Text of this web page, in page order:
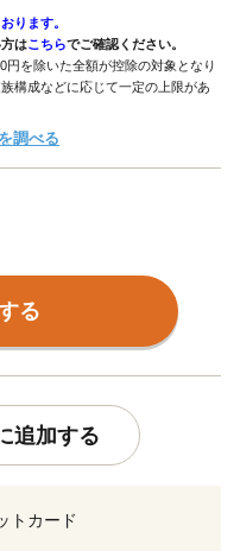
ります。
はこちらでご確認ください。
を除いた全額が控除の対象となり
構成などに応じて一定の上限があ
調べる
る
追加する
トカード